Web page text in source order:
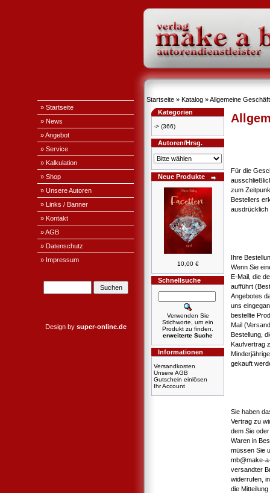
» Startseite
» News
» Angebot
» Service
» Kalkulation
» Shop
» Unsere Autoren
» Links / Banner
» Kontakt
» AGB
» Datenschutz
» Impressum
Design by super-online.de
Startseite » Katalog »Allgemeine
Kategorien
-> (366)
Autoren/Hrsg.
Neue Produkte
10,00 €
Schnellsuche
Verwenden Sie
Stichworte, um ein
Produkt zu finden.
erweiterte Suche
Informationen
Versandkosten
Unsere AGB
Gutschein einlösen
Ihr Account
Für die
zum
Bestellers
ausdrücklich
Ihre
Wenn Sie
E-Mail, die
aufführt
Angebotes
uns
bestellte
Mail
Bestellung,
Kaufvertrag
gekauft
Sie haben
Vertrag zu
dem Sie
Waren in
müssen Sie
mb@make-
versandter
widerrufen,
die